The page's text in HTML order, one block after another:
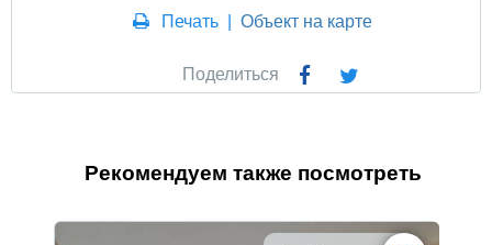
Печать |Объект на карте
Поделиться
Рекомендуем также посмотреть